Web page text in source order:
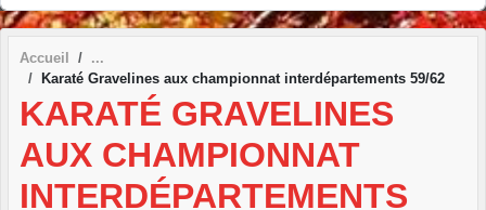
Accueil
Karaté Gravelines aux championnat interdépartements 59/62
KARATÉ GRAVELINES
AUX CHAMPIONNAT
INTERDÉPARTEMENTS